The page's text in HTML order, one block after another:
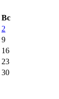
Вс
2
9
16
23
30